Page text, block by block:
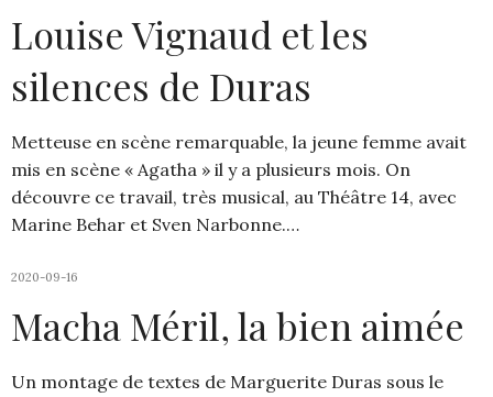
Louise Vignaud et les
silences de Duras
Metteuse en scène remarquable, la jeune femme avait
mis en scène « Agatha » il y a plusieurs mois. On
découvre ce travail, très musical, au Théâtre 14, avec
Marine Behar et Sven Narbonne.…
2020-09-16
Macha Méril, la bien aimée
Un montage de textes de Marguerite Duras sous le